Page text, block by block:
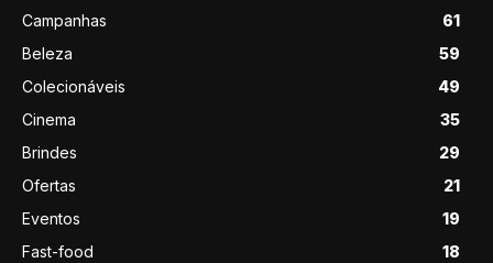
Campanhas
61
Beleza
59
Colecionáveis
49
Cinema
35
Brindes
29
Ofertas
21
Eventos
19
Fast-food
18